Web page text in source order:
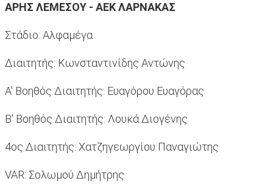
ΑΡΗΣ ΛΕΜΕΣΟΥ - ΑΕΚ ΛΑΡΝΑΚΑΣ
Στάδιο: Αλφαμέγα
Διαιτητής: Κωνσταντινίδης Αντώνης
Α' Βοηθός Διαιτητής: Ευαγόρου Ευαγόρας
Β' Βοηθός Διαιτητής: Λουκά Διογένης
4ος Διαιτητής: Χατζηγεωργίου Παναγιώτης
VAR: Σολωμού Δημήτρης